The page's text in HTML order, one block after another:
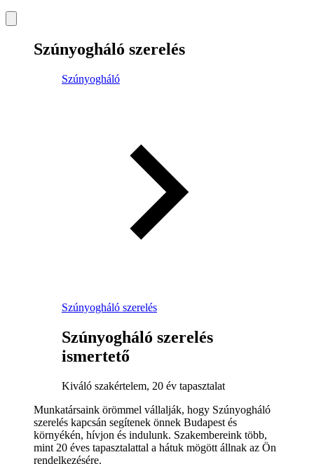
Szúnyogháló szerelés
Szúnyogháló
Szúnyogháló szerelés
Szúnyogháló szerelés
ismertető
Kiváló szakértelem, 20 év tapasztalat
Munkatársaink örömmel vállalják, hogy Szúnyogháló
szerelés kapcsán segítenek önnek Budapest és
környékén, hívjon és indulunk. Szakembereink több,
mint 20 éves tapasztalattal a hátuk mögött állnak az Ön
rendelkezésére.